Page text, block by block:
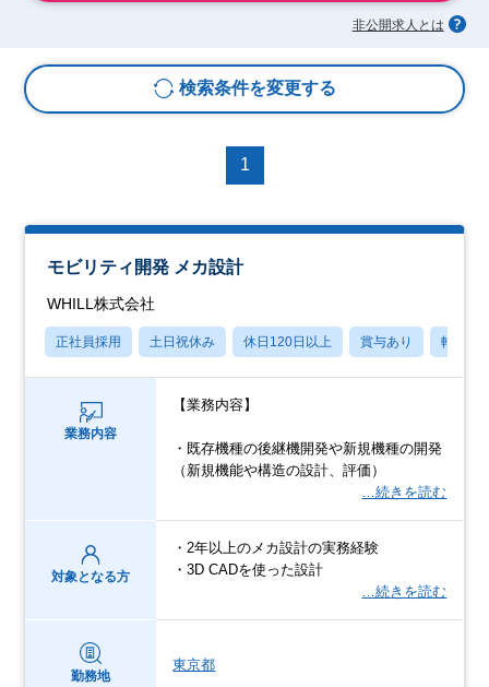
非公開求人とは
検索条件を変更する
1
モビリティ開発 メカ設計
WHILL株式会社
正社員採用 土日祝休み 休日120日以上 賞与あり 転勤な
業務内容
【業務内容】
・既存機種の後継機開発や新規機種の開発
（新規機能や構造の設計、評価）
…続きを読む
対象となる方
・2年以上のメカ設計の実務経験
・3D CADを使った設計
…続きを読む
勤務地
東京都